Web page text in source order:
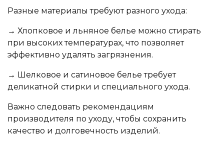
Разные материалы требуют разного ухода:
→ Хлопковое и льняное белье можно стирать
при высоких температурах, что позволяет
эффективно удалять загрязнения.
→ Шелковое и сатиновое белье требует
деликатной стирки и специального ухода.
Важно следовать рекомендациям
производителя по уходу, чтобы сохранить
качество и долговечность изделий.